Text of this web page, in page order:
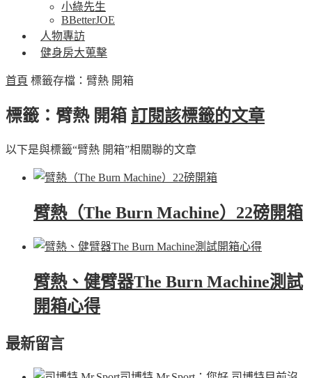
小綠先生
BBetterJOE
人物專訪
健身房大蒐擊
首頁 標籤存檔：臂熱 開箱
標籤：臂熱 開箱 訂閱該標籤的文章
以下是與標籤“臂熱 開箱”相關聯的文章
臂熱（The Burn Machine）22磅開箱
臂熱、健臂器The Burn Machine測試
開箱心得
最新留言